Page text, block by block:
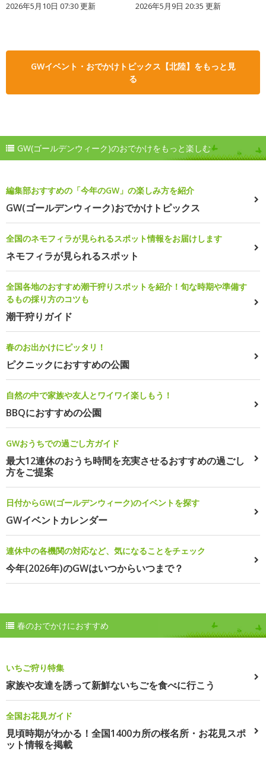
2026年5月10日 07:30 更新 2026年5月9日 20:35 更新
GWイベント・おでかけトピックス【北陸】をもっと見
る
GW(ゴールデンウィーク)のおでかけをもっと楽しむ
編集部おすすめの「今年のGW」の楽しみ方を紹介
GW(ゴールデンウィーク)おでかけトピックス
全国のネモフィラが見られるスポット情報をお届けします
ネモフィラが見られるスポット
全国各地のおすすめ潮干狩りスポットを紹介！旬な時期や準備す
るもの採り方のコツも
潮干狩りガイド
春のお出かけにピッタリ！
ピクニックにおすすめの公園
自然の中で家族や友人とワイワイ楽しもう！
BBQにおすすめの公園
GWおうちでの過ごし方ガイド
最大12連休のおうち時間を充実させるおすすめの過ごし
方をご提案
日付からGW(ゴールデンウィーク)のイベントを探す
GWイベントカレンダー
連休中の各機関の対応など、気になることをチェック
今年(2026年)のGWはいつからいつまで？
春のおでかけにおすすめ
いちご狩り特集
家族や友達を誘って新鮮ないちごを食べに行こう
全国お花見ガイド
見頃時期がわかる！全国1400カ所の桜名所・お花見スポ
ット情報を掲載